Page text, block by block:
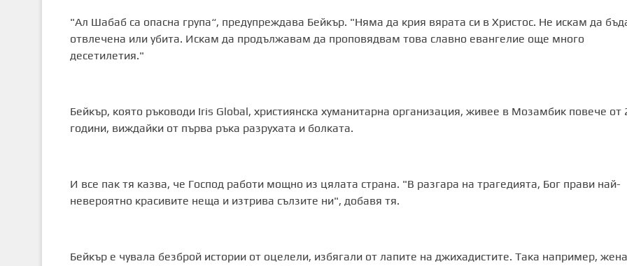
"Ал Шабаб са опасна група“, предупреждава Бейкър. "Няма да крия вярата си в Христос. Не искам да
отвлечена или убита. Искам да продължавам да проповядвам това славно евангелие още много
десетилетия."
Бейкър, която ръководи Iris Global, християнска хуманитарна организация, живее в Мозамбик повече от
години, виждайки от първа ръка разрухата и болката.
И все пак тя казва, че Господ работи мощно из цялата страна. "В разгара на трагедията, Бог прави най-
невероятно красивите неща и изтрива сълзите ни", добавя тя.
Бейкър е чувала безброй истории от оцелели, избягали от лапите на джихадистите. Така например,